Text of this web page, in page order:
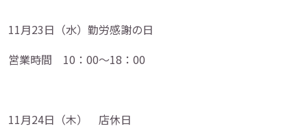
11月23日（水）勤労感謝の日
営業時間 10：00～18：00
11月24日（木） 店休日